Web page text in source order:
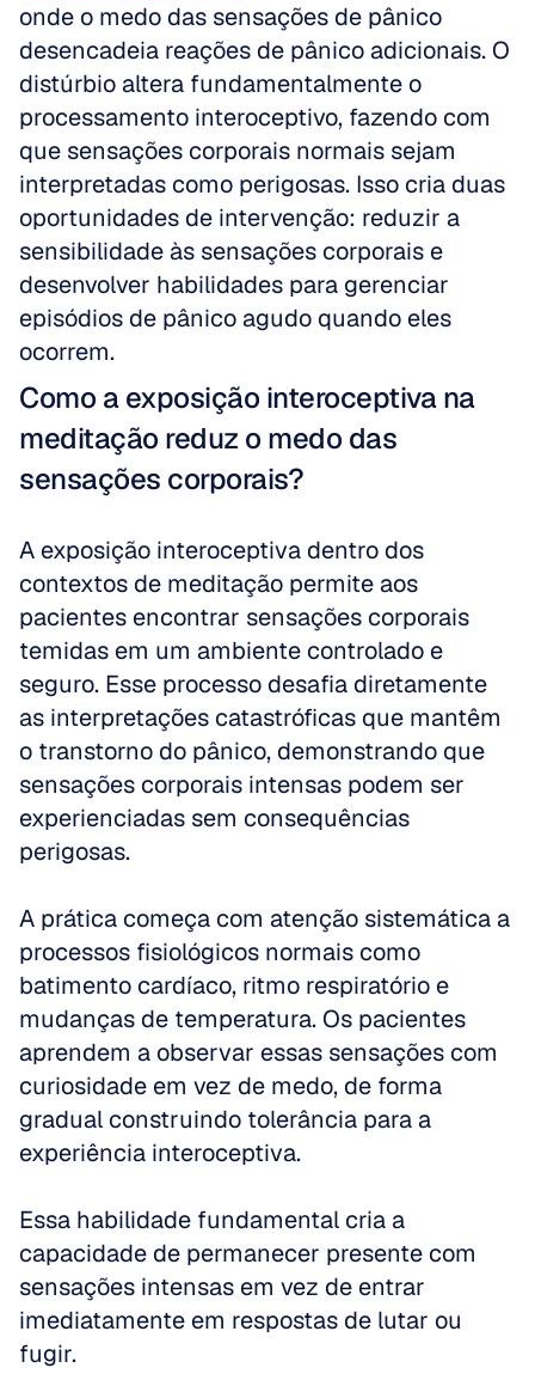
onde o medo das sensações de pânico
desencadeia reações de pânico adicionais. O
distúrbio altera fundamentalmente o
processamento interoceptivo, fazendo com
que sensações corporais normais sejam
interpretadas como perigosas. Isso cria duas
oportunidades de intervenção: reduzir a
sensibilidade às sensações corporais e
desenvolver habilidades para gerenciar
episódios de pânico agudo quando eles
ocorrem.
Como a exposição interoceptiva na
meditação reduz o medo das
sensações corporais?
A exposição interoceptiva dentro dos
contextos de meditação permite aos
pacientes encontrar sensações corporais
temidas em um ambiente controlado e
seguro. Esse processo desafia diretamente
as interpretações catastróficas que mantêm
o transtorno do pânico, demonstrando que
sensações corporais intensas podem ser
experienciadas sem consequências
perigosas.
A prática começa com atenção sistemática a
processos fisiológicos normais como
batimento cardíaco, ritmo respiratório e
mudanças de temperatura. Os pacientes
aprendem a observar essas sensações com
curiosidade em vez de medo, de forma
gradual construindo tolerância para a
experiência interoceptiva.
Essa habilidade fundamental cria a
capacidade de permanecer presente com
sensações intensas em vez de entrar
imediatamente em respostas de lutar ou
fugir.